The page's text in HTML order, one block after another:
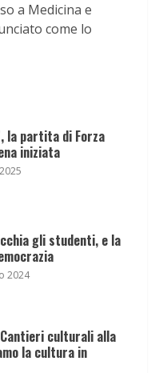
a Medicina e
come lo
la partita di Forza
iniziata
gli studenti, e la
2024
culturali alla
la cultura in